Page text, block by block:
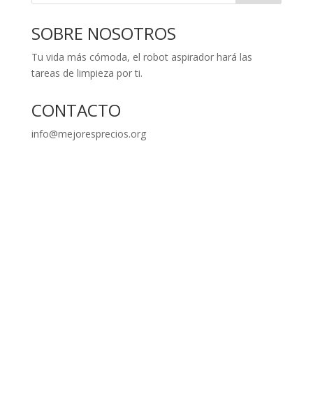
SOBRE NOSOTROS
Tu vida más cómoda, el robot aspirador hará las
tareas de limpieza por ti.
CONTACTO
info@mejoresprecios.org